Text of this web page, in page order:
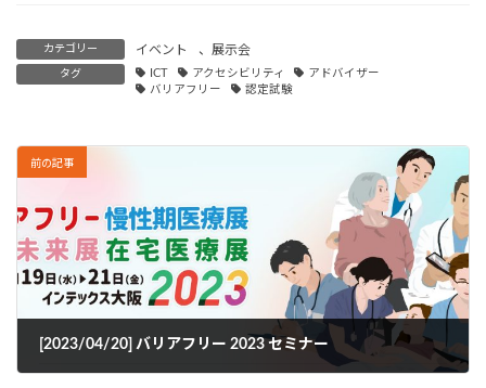
カテゴリー イベント 、 展示会
タグ ICT アクセシビリティ
アドバイザー
バリアフリー
認定試験
前の記事
[2023/04/20] バリアフリー 2023 セミナー